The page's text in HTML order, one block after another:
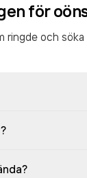
för
ringde och